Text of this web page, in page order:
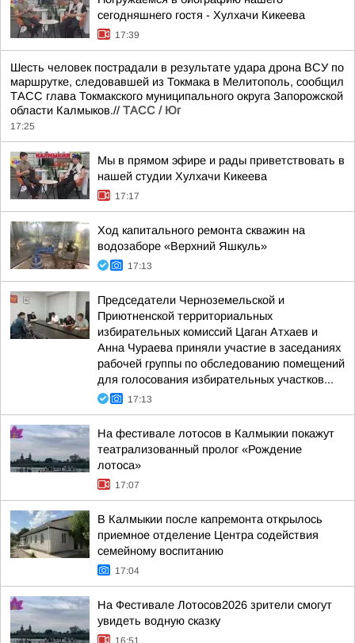
сегодняшнего гостя - Хулхачи Кикеева
17:39
Шесть человек пострадали в результате удара дрона ВСУ по
маршрутке, следовавшей из Токмака в Мелитополь, сообщил
ТАСС глава Токмакского муниципального округа Запорожской
области Калмыков.// ТАСС / Юг
17:25
Мы в прямом эфире и рады приветствовать в
нашей студии Хулхачи Кикеева
17:17
Ход капитального ремонта скважин на
водозаборе «Верхний Яшкуль»
17:13
Председатели Черноземельской и
Приютненской территориальных
избирательных комиссий Цаган Атхаев и
Анна Чураева приняли участие в заседаниях
рабочей группы по обследованию помещений
для голосования избирательных участков...
17:13
На фестивале лотосов в Калмыкии покажут
театрализованный пролог «Рождение
лотоса»
17:07
В Калмыкии после капремонта открылось
приемное отделение Центра содействия
семейному воспитанию
17:04
На Фестивале Лотосов2026 зрители смогут
увидеть водную сказку
16:51